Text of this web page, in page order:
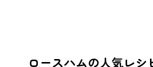
ロースハムの人気レシ